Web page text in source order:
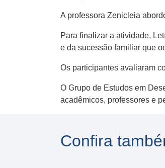
A professora Zenicleia
Para finalizar a atividade,
e da sucessão familiar que
Os participantes avaliaram
O Grupo de Estudos em
acadêmicos, professores e
Confira